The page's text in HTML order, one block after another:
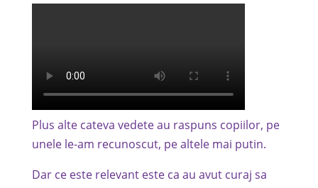
Plus alte cateva vedete au raspuns copiilor, pe
unele le-am recunoscut, pe altele mai putin.
Dar ce este relevant este ca au avut curaj sa